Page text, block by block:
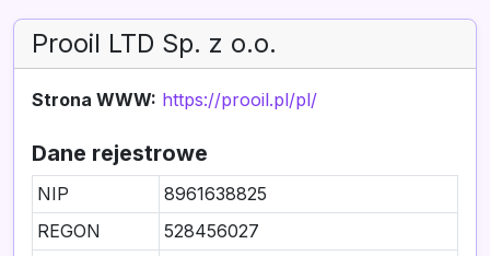
Prooil LTD Sp. z o.o.
Strona WWW: https://prooil.pl/pl/
Dane rejestrowe
NIP
8961638825
REGON
528456027